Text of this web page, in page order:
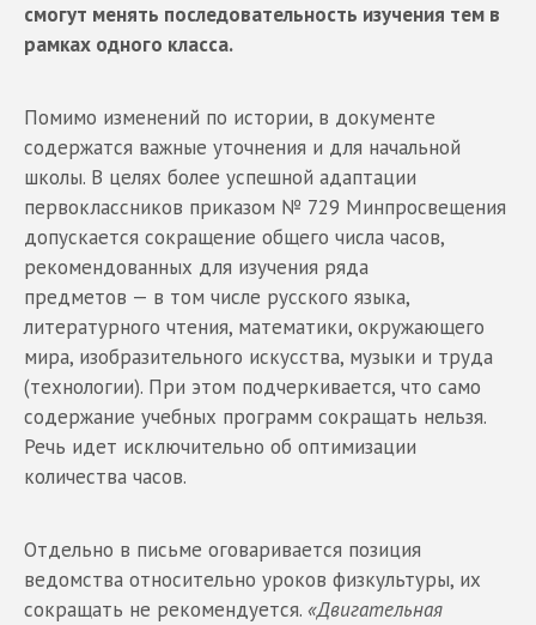
смогут менять последовательность изучения тем в
рамках одного класса.
Помимо изменений по истории, в документе
содержатся важные уточнения и для начальной
школы. В целях более успешной адаптации
первоклассников приказом № 729 Минпросвещения
допускается сокращение общего числа часов,
рекомендованных для изучения ряда
предметов — в том числе русского языка,
литературного чтения, математики, окружающего
мира, изобразительного искусства, музыки и труда
(технологии). При этом подчеркивается, что само
содержание учебных программ сокращать нельзя.
Речь идет исключительно об оптимизации
количества часов.
Отдельно в письме оговаривается позиция
ведомства относительно уроков физкультуры, их
сокращать не рекомендуется. «Двигательная